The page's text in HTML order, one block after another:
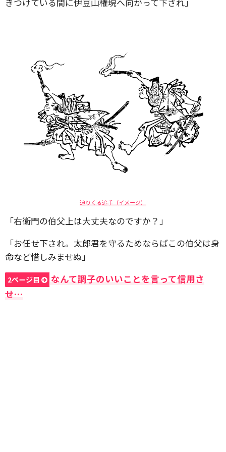
迫りくる追手（イメージ）
「右衛門の伯父上は大丈夫なのですか？」
「お任せ下され。太郎君を守るためならばこの伯父は身
命など惜しみませぬ」
2ページ目
なんて調子のいいことを言って信用さ
せ…